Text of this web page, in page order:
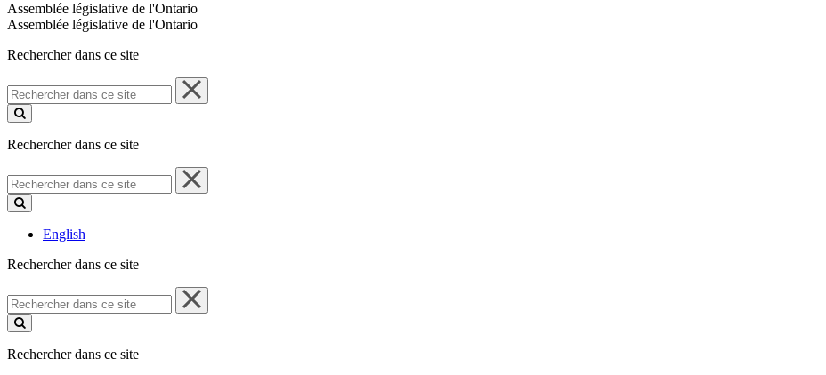
Assemblée législative de l'Ontario
Assemblée législative de l'Ontario
Rechercher dans ce site
Rechercher
dans
ce
Rechercher dans ce site
Rechercher
dans
ce
English
Rechercher dans ce site
Rechercher
dans
ce
Rechercher dans ce site